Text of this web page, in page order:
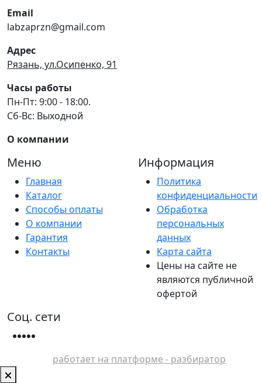
Email
labzaprzn@gmail.com
Адрес
Рязань, ул.Осипенко, 91
Часы работы
Пн-Пт: 9:00 - 18:00.
Сб-Вс: Выходной
О компании
Меню
Главная
Каталог
Способы оплаты
О компании
Гарантия
Контакты
Информация
Политика
конфиденциальности
Обработка
персональных
данных
Карта сайта
Цены на сайте не
являются публичной
офертой
Соц. сети
работает на платформе - разбиратор